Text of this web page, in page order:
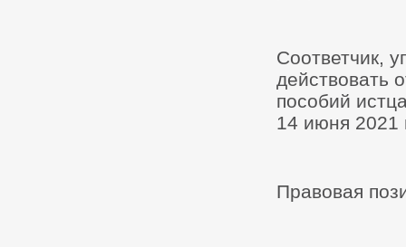
Соответчик,
действовать
пособий
14 июня 2021
Правовая